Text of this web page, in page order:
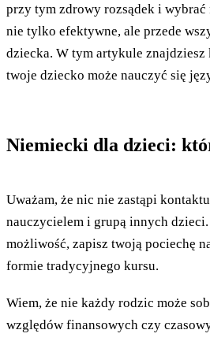
przy tym zdrowy rozsądek i wybrać
nie tylko efektywne, ale przede
dziecka. W tym artykule
twoje dziecko może nauczyć się
Niemiecki dla dzieci:
Uważam, że nic nie zastąpi
nauczycielem i grupą innych dzieci.
możliwość, zapisz twoją pociechę
formie tradycyjnego kursu.
Wiem, że nie każdy rodzic może
względów finansowych czy